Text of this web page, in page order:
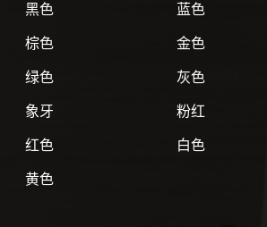
黑色
蓝色
棕色
金色
绿色
灰色
象牙
粉红
红色
白色
黄色